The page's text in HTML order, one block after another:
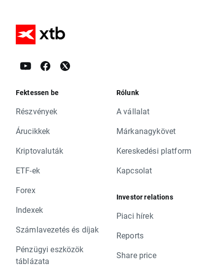
Fektessen be
Részvények
Árucikkek
Kriptovaluták
ETF-ek
Forex
Indexek
Számlavezetés és díjak
Pénzügyi eszközök
táblázata
Rólunk
A vállalat
Márkanagykövet
Kereskedési platform
Kapcsolat
Investor relations
Piaci hírek
Reports
Share price